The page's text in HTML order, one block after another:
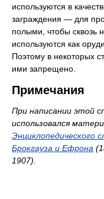
используются в
заграждения — для
полыми, чтобы сквозь
используются как
Поэтому в некоторых
ими запрещено.
Примечания
При написании этой
использовался
Энциклопедического
Брокгауза и Ефрона
1907).